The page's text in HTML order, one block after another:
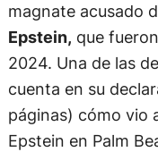
magnate acusado
Epstein, que
2024. Una de las
cuenta en su
páginas) cómo vio
Epstein en Palm